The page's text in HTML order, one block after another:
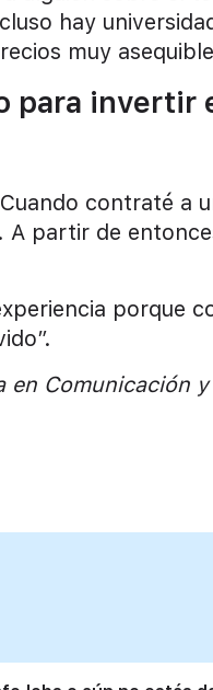
hay
muy
para invertir
contraté a
partir de
porque
Comunicación